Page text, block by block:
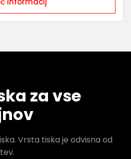
za vse
Vrsta tiska je odvisna od